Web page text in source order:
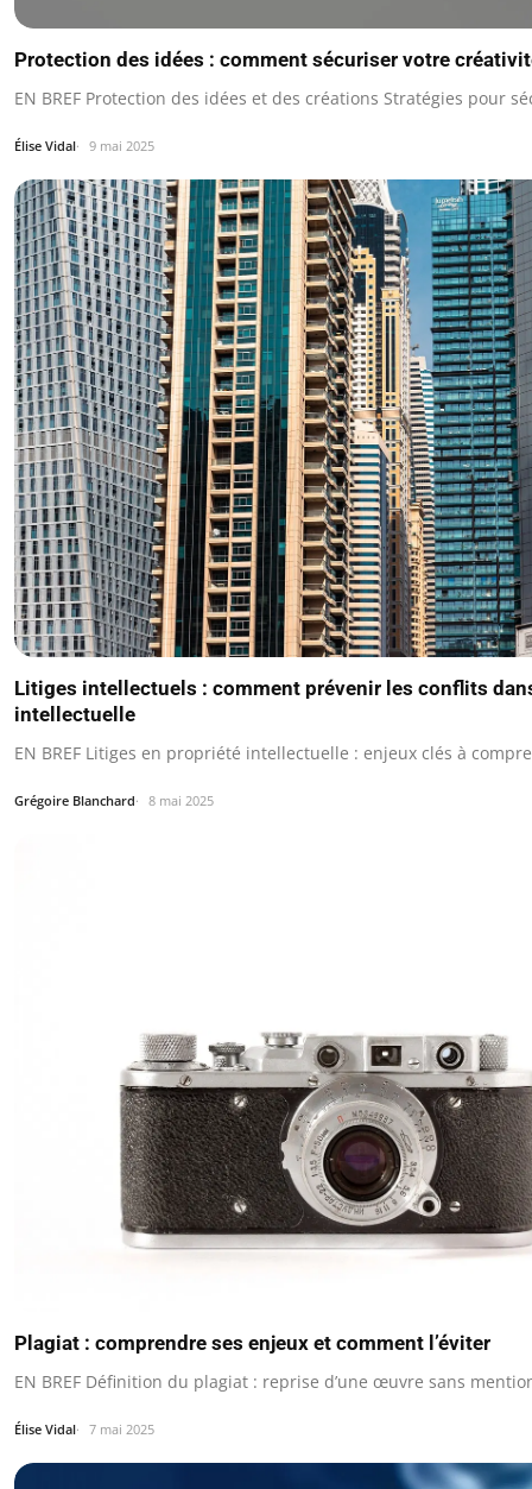
Protection des idées : comment sécuriser votre
EN BREF Protection des idées et des créations Stratégies pour
Élise Vidal 9 mai 2025
Litiges intellectuels : comment prévenir les conflits
intellectuelle
EN BREF Litiges en propriété intellectuelle : enjeux clés à
Grégoire Blanchard 8 mai 2025
Plagiat : comprendre ses enjeux et comment l’éviter
EN BREF Définition du plagiat : reprise d’une œuvre sans
Élise Vidal 7 mai 2025